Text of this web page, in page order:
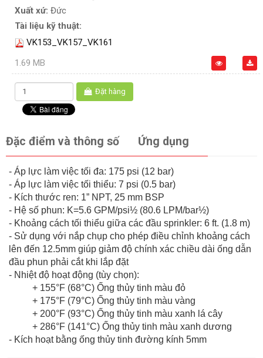
Xuất xứ: Đức
Tài liệu kỹ thuật:
VK153_VK157_VK161
1.69 MB
Đặt hàng
Đặc điểm và thông số Ứng dụng
- Áp lực làm việc tối đa: 175 psi (12 bar)
- Áp lực làm việc tối thiểu: 7 psi (0.5 bar)
- Kích thước ren: 1” NPT, 25 mm BSP
- Hệ số phun: K=5.6 GPM/psi½ (80.6 LPM/bar½)
- Khoảng cách tối thiểu giữa các đầu sprinkler: 6 ft. (1.8 m)
- Sử dụng với nắp chụp cho phép điều chỉnh khoảng cách
lên đến 12.5mm giúp giảm độ chính xác chiều dài ống dẫn
đầu phun phải cắt khi lắp đặt
- Nhiệt độ hoạt động (tùy chọn):
+ 155°F (68°C) Ống thủy tinh màu đỏ
+ 175°F (79°C) Ống thủy tinh màu vàng
+ 200°F (93°C) Ống thủy tinh màu xanh lá cây
+ 286°F (141°C) Ống thủy tinh màu xanh dương
- Kích hoạt bằng ống thủy tinh đường kính 5mm